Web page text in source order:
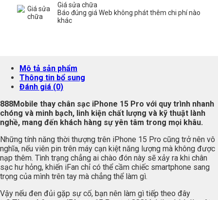
Giá sửa chữa
Báo đúng giá Web không phát thêm chi phí nào
khác
Mô tả sản phẩm
Thông tin bổ sung
Đánh giá (0)
888Mobile thay chân sạc iPhone 15 Pro với quy trình nhanh
chóng và minh bạch, linh kiện chất lượng và kỹ thuật lành
nghề, mang đến khách hàng sự yên tâm trong mọi khâu.
Những tính năng thời thượng trên iPhone 15 Pro cũng trở nên vô
nghĩa, nếu viên pin trên máy cạn kiệt năng lượng mà không được
nạp thêm. Tình trạng chẳng ai chào đón này sẽ xảy ra khi chân
sạc hư hỏng, khiến iFan chỉ có thể cầm chiếc smartphone sang
trọng của mình trên tay mà chẳng thể làm gì.
Vậy nếu đen đủi gặp sự cố, bạn nên làm gì tiếp theo đây